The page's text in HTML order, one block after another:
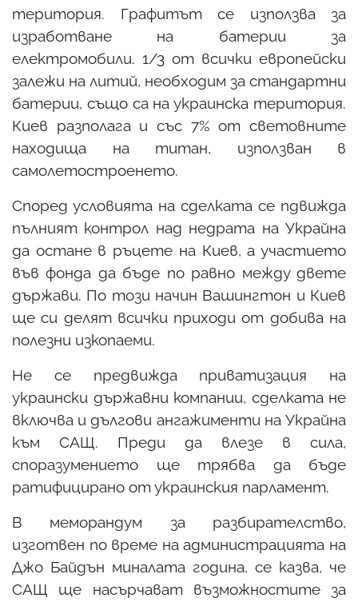
територия. Графитът се използва за
изработване на батерии за
електромобили. 1/3 от всички европейски
залежи на литий, необходим за стандартни
батерии, също са на украинска територия.
Киев разполага и със 7% от световните
находища на титан, използван в
самолетостроенето.
Според условията на сделката се пдвижда
пълният контрол над недрата на Украйна
да остане в ръцете на Киев, а участието
във фонда да бъде по равно между двете
държави. По този начин Вашингтон и Киев
ще си делят всички приходи от добива на
полезни изкопаеми.
Не се предвижда приватизация на
украински държавни компании, сделката не
включва и дългови ангажименти на Украйна
към САЩ. Преди да влезе в сила,
споразумението ще трябва да бъде
ратифицирано от украинския парламент.
В меморандум за разбирателство,
изготвен по време на администрацията на
Джо Байдън миналата година, се казва, че
САЩ ще насърчават възможностите за